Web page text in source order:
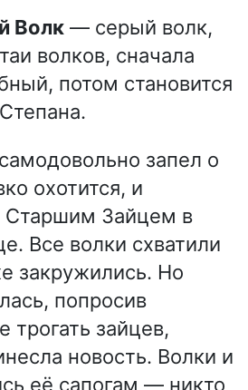
Волк — серый волк,
волков, сначала
потом становится
запел о
охотится, и
Старшим Зайцем в
Все волки схватили
закружились. Но
попросив
трогать зайцев,
новость. Волки и
её сапогам — никто